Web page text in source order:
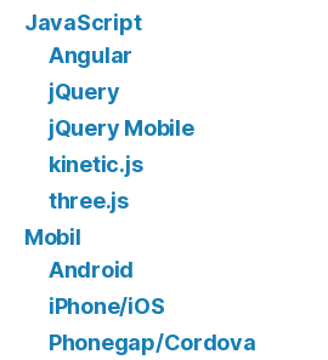
JavaScript
Angular
jQuery
jQuery Mobile
kinetic.js
three.js
Mobil
Android
iPhone/iOS
Phonegap/Cordova